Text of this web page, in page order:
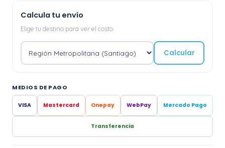
Calcula tu envío
Elige tu destino para ver el costo.
Calcular
MEDIOS DE PAGO
VISA Mastercard Onepay WebPay Mercado Pago
Transferencia